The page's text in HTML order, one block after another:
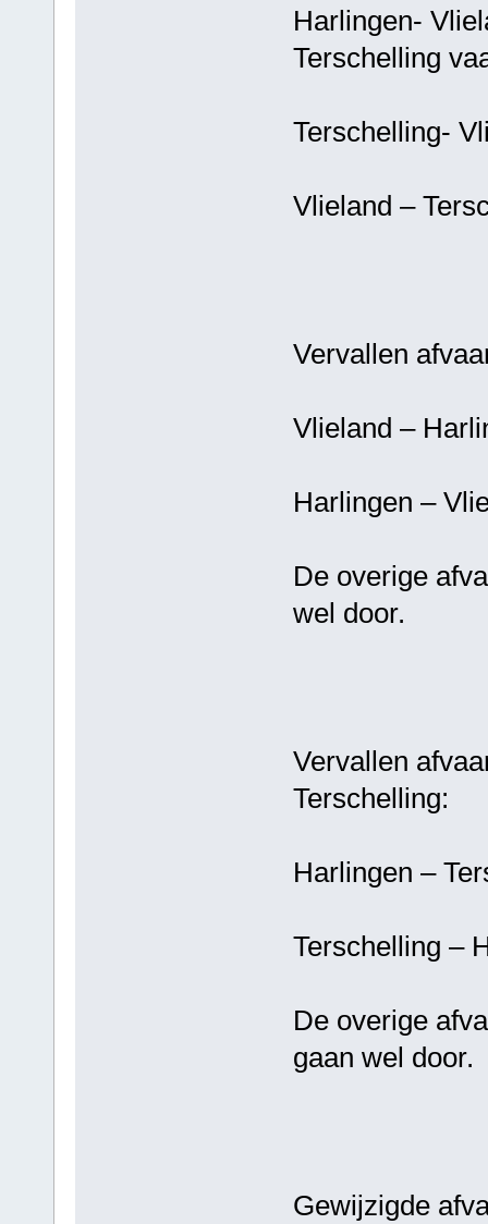
Harlingen-
Terschelling
Vlieland –
Vervallen
Vlieland –
Harlingen
De overige
wel door.
Vervallen
Terschelling:
Harlingen –
De overige
gaan wel door.
Gewijzigde